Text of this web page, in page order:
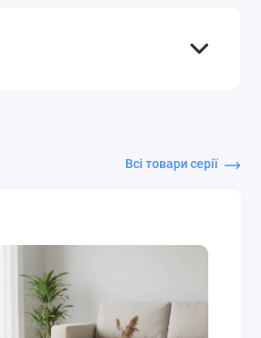
Всі товари серії